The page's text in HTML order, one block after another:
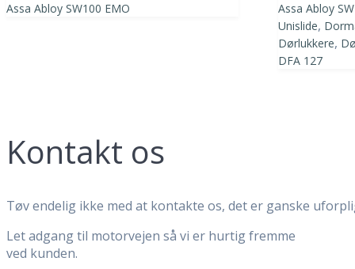
Assa Abloy SW100 EMO Assa Abloy
Unislide,
Dørlukkere,
DFA 127
Kontakt os
Tøv endelig ikke med at kontakte os, det er ganske
Let adgang til motorvejen så vi er hurtig fremme
ved kunden.